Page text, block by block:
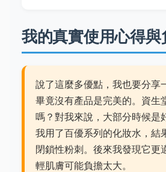
我的真實使用心得與
說了這麼多優點，我也要分享
畢竟沒有產品是完美的。資生
嗎？對我來說，大部分時候是
我用了百優系列的化妝水，結
閉鎖性粉刺。後來我發現它更
輕肌膚可能負擔太大。